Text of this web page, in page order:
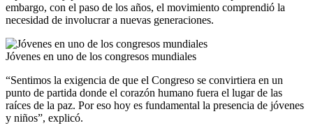
embargo, con el paso de los años, el movimiento comprendió la
necesidad de involucrar a nuevas generaciones.
Jóvenes en uno de los congresos mundiales
“Sentimos la exigencia de que el Congreso se convirtiera en un
punto de partida donde el corazón humano fuera el lugar de las
raíces de la paz. Por eso hoy es fundamental la presencia de jóvenes
y niños”, explicó.